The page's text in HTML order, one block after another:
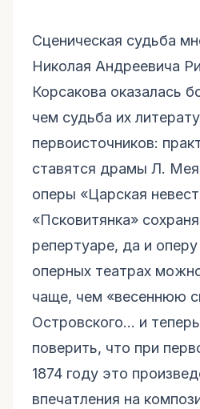
Сценическая судьба
Николая Андреевича
Корсакова оказалась
чем судьба их
первоисточников:
ставятся драмы Л.
оперы «Царская
«Псковитянка»
репертуаре, да и
оперных театрах
чаще, чем «весеннюю
Островского… и
поверить, что при
1874 году это
впечатления на